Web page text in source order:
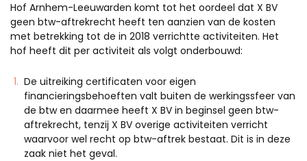
Hof Arnhem-Leeuwarden komt tot het oordeel dat X BV
geen btw-aftrekrecht heeft ten aanzien van de kosten
met betrekking tot de in 2018 verrichtte activiteiten. Het
hof heeft dit per activiteit als volgt onderbouwd:
De uitreiking certificaten voor eigen
financieringsbehoeften valt buiten de werkingssfeer van
de btw en daarmee heeft X BV in beginsel geen btw-
aftrekrecht, tenzij X BV overige activiteiten verricht
waarvoor wel recht op btw-aftrek bestaat. Dit is in deze
zaak niet het geval.